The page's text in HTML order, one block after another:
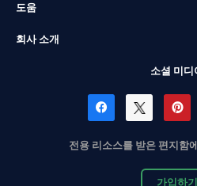
도움
회사 소개
소셜 미디
전용 리소스를 받은 편지함
가입하기